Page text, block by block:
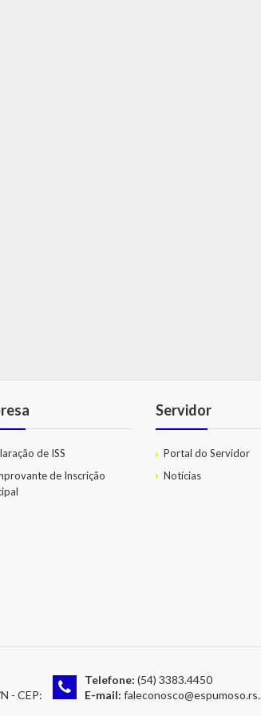
de ISS
de Inscrição
Servidor
Portal do Servidor
Notícias
- CEP:
Telefone: (54) 3383.4450
E-mail: faleconosco@espumoso.rs.gov.br